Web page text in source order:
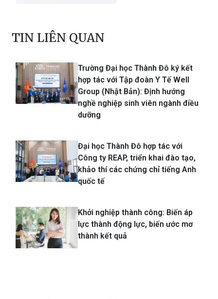
TIN LIÊN QUAN
Trường Đại học Thành Đô ký kết
hợp tác với Tập đoàn Y Tế Well
Group (Nhật Bản): Định hướng
nghề nghiệp sinh viên ngành điều
dưỡng
Đại học Thành Đô hợp tác với
Công ty REAP, triển khai đào tạo,
khảo thí các chứng chỉ tiếng Anh
quốc tế
Khởi nghiệp thành công: Biến áp
lực thành động lực, biến ước mơ
thành kết quả